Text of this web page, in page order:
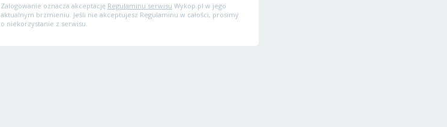
Zalogowanie oznacza akceptację Regulaminu serwisu Wykop.pl w jego
aktualnym brzmieniu. Jeśli nie akceptujesz Regulaminu w całości, prosimy
o niekorzystanie z serwisu.